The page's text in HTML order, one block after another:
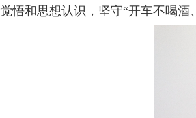
觉悟和思想认识，坚守“开车不喝酒